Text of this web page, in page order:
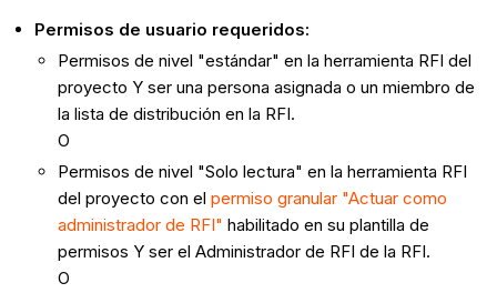
Permisos de usuario requeridos:
Permisos de nivel "estándar" en la herramienta RFI del
proyecto Y ser una persona asignada o un miembro de
la lista de distribución en la RFI.
O
Permisos de nivel "Solo lectura" en la herramienta RFI
del proyecto con elpermiso granular "Actuar como
administrador de RFI" habilitado en su plantilla de
permisos Y ser el Administrador de RFI de la RFI.
O